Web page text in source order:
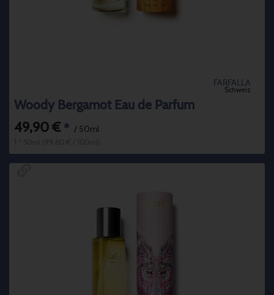
FARFALLA
Schweiz
Woody Bergamot Eau de Parfum
49,90 € * / 50ml